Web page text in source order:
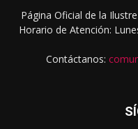
Página Oficial de la
Horario de Atención:
Contáctanos: